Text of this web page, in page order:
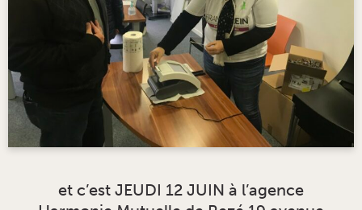
et c’est JEUDI 12 JUIN à l’agence